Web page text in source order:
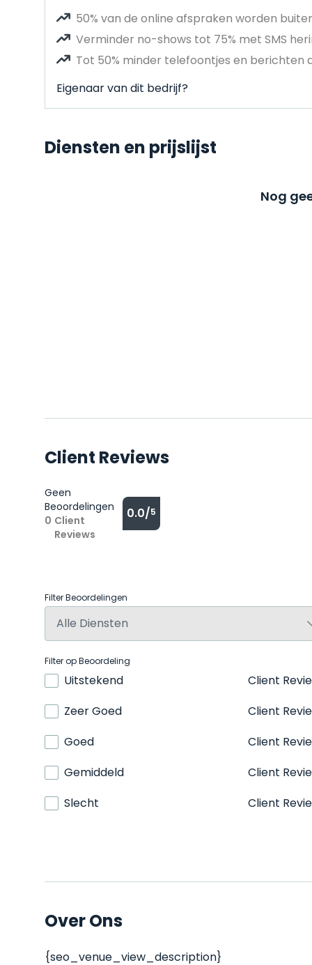
50% van de online afspraken worden
Verminder no-shows tot 75% met SMS
Tot 50% minder telefoontjes en
Eigenaar van dit bedrijf?
Diensten en prijslijst
Nog
Client Reviews
Geen
Beoordelingen
0 Client
Reviews
0.0/5
Filter Beoordelingen
Filter op Beoordeling
Uitstekend
Client
Zeer Goed
Client
Goed
Client
Gemiddeld
Client
Slecht
Client
Over Ons
{seo_venue_view_description}